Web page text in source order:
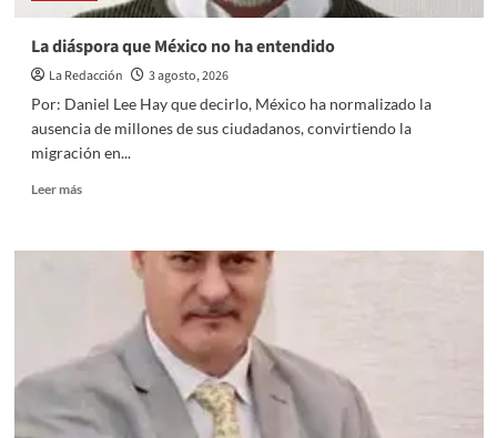
La diáspora que México no ha entendido
La Redacción
3 agosto, 2026
Por: Daniel Lee Hay que decirlo, México ha normalizado la
ausencia de millones de sus ciudadanos, convirtiendo la
migración en...
Leer másRead
La
ha
entendido